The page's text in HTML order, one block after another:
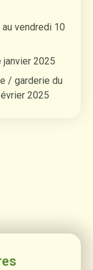
au vendredi 10
janvier 2025
/ garderie du
2025